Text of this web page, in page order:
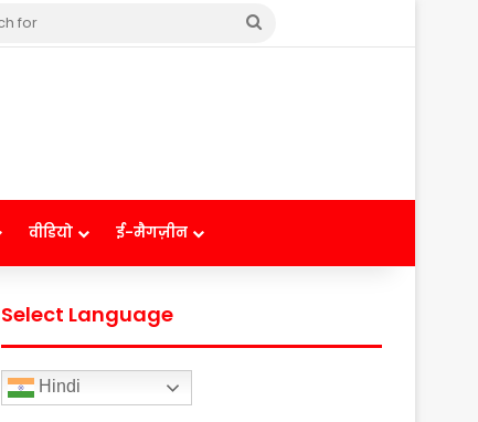
Search
वीडियो ई-मैगज़ीन
Select Language
Hindi